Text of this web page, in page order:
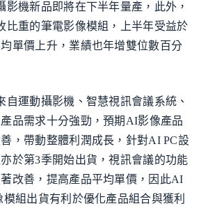
影機新品即將在下半年量產，此外，
比重的筆電影像模組，上半年受益於
單價上升，業績也年增雙位數百分
自運動攝影機、智慧視訊會議系統、
品需求十分強勁，預期AI影像產品
，帶動整體利潤成長，針對AI PC設
於第3季開始出貨，視訊會議的功能
改善，提高產品平均單價，因此AI
組出貨有利於優化產品組合與獲利